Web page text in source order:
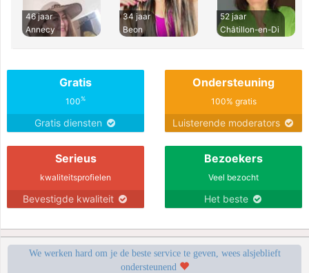
46 jaar
Annecy
34 jaar
Beon
52 jaar
Châtillon-en-Di
Gratis
100%
Gratis diensten
Ondersteuning
100% gratis
Luisterende moderators
Serieus
kwaliteitsprofielen
Bevestigde kwaliteit
Bezoekers
Veel bezocht
Het beste
We werken hard om je de beste service te geven, wees alsjeblieft
ondersteunend